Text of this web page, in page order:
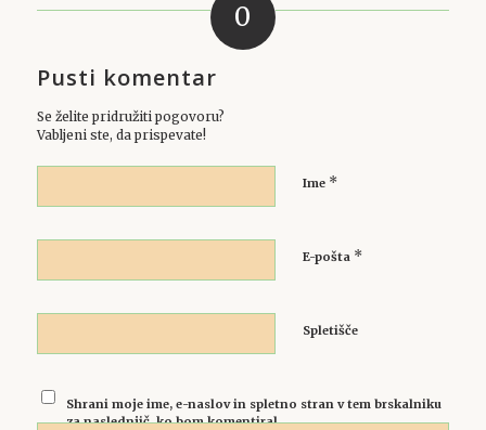
0
Pusti komentar
Se želite pridružiti pogovoru?
Vabljeni ste, da prispevate!
Ime *
E-pošta *
Spletišče
Shrani moje ime, e-naslov in spletno stran v tem brskalniku
za naslednjič, ko bom komentiral.